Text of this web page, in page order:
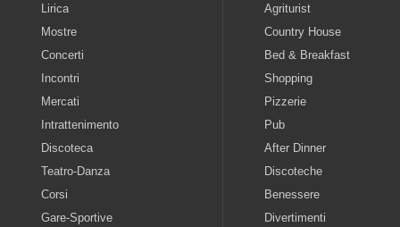
Lirica
Mostre
Concerti
Incontri
Mercati
Intrattenimento
Discoteca
Teatro-Danza
Corsi
Gare-Sportive
Agriturist
Country House
Bed & Breakfast
Shopping
Pizzerie
Pub
After Dinner
Discoteche
Benessere
Divertimenti